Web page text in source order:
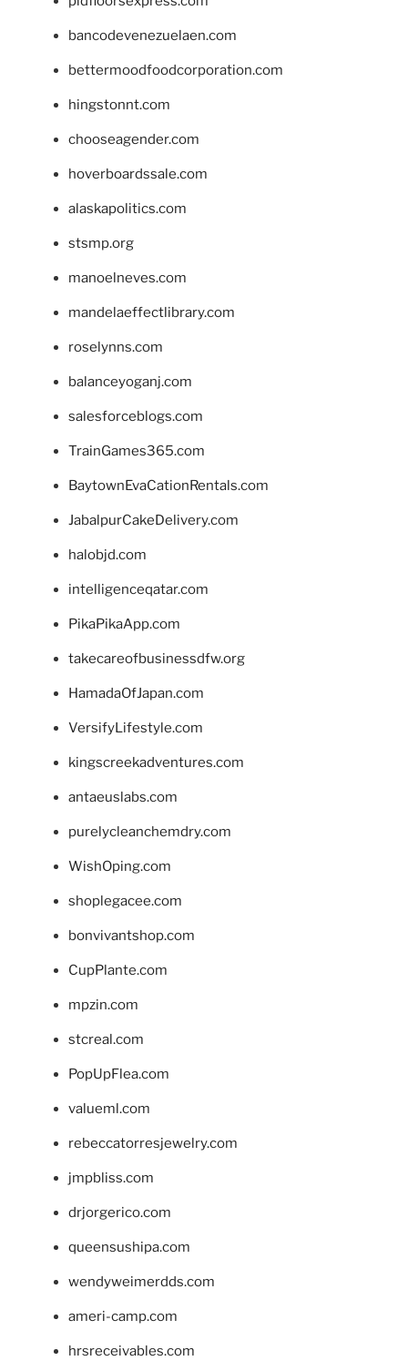
bancodevenezuelaen.com
bettermoodfoodcorporation.com
hingstonnt.com
chooseagender.com
hoverboardssale.com
alaskapolitics.com
stsmp.org
manoelneves.com
mandelaeffectlibrary.com
roselynns.com
balanceyoganj.com
salesforceblogs.com
TrainGames365.com
BaytownEvaCationRentals.com
JabalpurCakeDelivery.com
halobjd.com
intelligenceqatar.com
PikaPikaApp.com
takecareofbusinessdfw.org
HamadaOfJapan.com
VersifyLifestyle.com
kingscreekadventures.com
antaeuslabs.com
purelycleanchemdry.com
WishOping.com
shoplegacee.com
bonvivantshop.com
CupPlante.com
mpzin.com
stcreal.com
PopUpFlea.com
valueml.com
rebeccatorresjewelry.com
jmpbliss.com
drjorgerico.com
queensushipa.com
wendyweimerdds.com
ameri-camp.com
hrsreceivables.com